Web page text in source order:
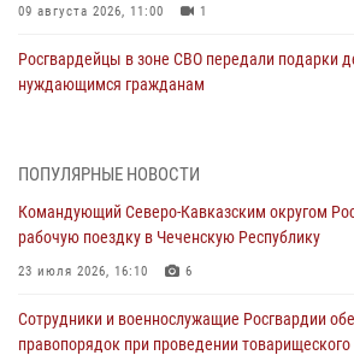
09 августа 2026, 11:00 1
Росгвардейцы в зоне СВО передали подарки
нуждающимся гражданам
В Центральных регионах России продолжается
09 августа 2026, 08:00
В Чеченской Республике пожарные расчеты
09 августа 2026, 08:00
ПОПУЛЯРНЫЕ НОВОСТИ
Командующий Северо-Кавказским округом
рабочую поездку в Чеченскую Республику
23 июля 2026, 16:10 6
Сотрудники и военнослужащие Росгвардии
правопорядок при проведении